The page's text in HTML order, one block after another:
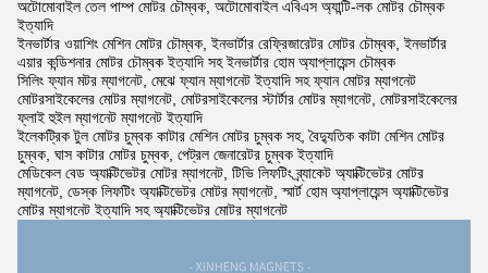
অটোমোবাইল তেল পাম্প মোটর চৌম্বক, অটোমোবাইল এবিএস অ্যান্টি-লক মোটর চৌম্বক
ইত্যাদি
ইনভার্টার ওয়াশিং মেশিন মোটর চৌম্বক, ইনভার্টার রেফ্রিজারেটর মোটর চৌম্বক, ইনভার্টার
এয়ার কন্ডিশনার মোটর চৌম্বক ইত্যাদি সহ ইনভার্টার হোম অ্যাপ্লায়েন্স চৌম্বক
সিলিং ফ্যান মটর ম্যাগনেট, মেঝে ফ্যান ম্যাগনেট ইত্যাদি সহ ফ্যান মোটর ম্যাগনেট
মোটরসাইকেলের মোটর ম্যাগনেট, মোটরসাইকেলের স্টার্টার মোটর ম্যাগনেট, মোটরসাইকেলের
ফ্লাই হুইল ম্যাগনেট ম্যাগনেট ইত্যাদি
ইলেকট্রিক টুল মোটর চুম্বক কাটার মেশিন মোটর চুম্বক সহ, বৈদ্যুতিক কাটা মেশিন মোটর
চুম্বক, ঘাস কাটার মোটর চুম্বক, পেট্রল জেনারেটর চুম্বক ইত্যাদি
মেডিকেল বেড অ্যাক্টিভেটর মোটর ম্যাগনেট, টিভি লিফটিং ব্র্যাকেট অ্যাক্টিভেটর মোটর
ম্যাগনেট, ডেস্ক লিফটিং অ্যাক্টিভেটর মোটর ম্যাগনেট, স্মার্ট হোম অ্যাপ্লায়েন্স অ্যাক্টিভেটর
মোটর ম্যাগনেট ইত্যাদি সহ অ্যাক্টিভেটর মোটর ম্যাগনেট